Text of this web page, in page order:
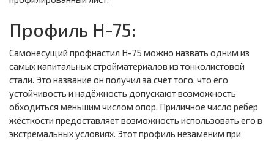
Профиль Н-75:
Самонесущий профнастил Н-75 можно назвать одним из
самых капитальных стройматериалов из тонколистовой
стали. Это название он получил за счёт того, что его
устойчивость и надёжность допускают возможность
обходиться меньшим числом опор. Приличное число рёбер
жёсткости предоставляет возможность использовать его в
экстремальных условиях. Этот профиль незаменим при